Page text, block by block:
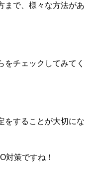
まで、様々な方法があ
をチェックしてみてく
をすることが大切にな
対策ですね！